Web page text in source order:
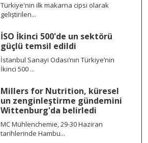
Türkiye'nin ilk makarna cipsi olarak
geliştirilen...
İSO İkinci 500'de un sektörü
güçlü temsil edildi
İstanbul Sanayi Odası’nın Türkiye’nin
İkinci 500 ...
Millers for Nutrition, küresel
un zenginleştirme gündemini
Wittenburg'da belirledi
MC Mühlenchemie, 29-30 Haziran
tarihlerinde Hambu...